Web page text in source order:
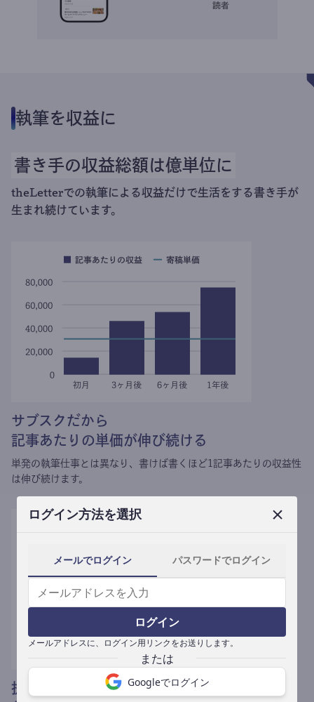
ログイン方法を選択
メールでログイン パスワードでログイン
ログイン
メールアドレスに、ログイン用リンクをお送りします。
Googleでログイン
執筆を収益に
書き手の収益総額は億単位に
theLetterでの執筆による収益だけで生活をする書き手が
生まれ続けています。
サブスクだから
記事あたりの単価が伸び続ける
単発の執筆仕事とは異なり、 書けば書くほど1記事あたりの収益性
は伸び続けます。
提携媒体による記事買い取りで